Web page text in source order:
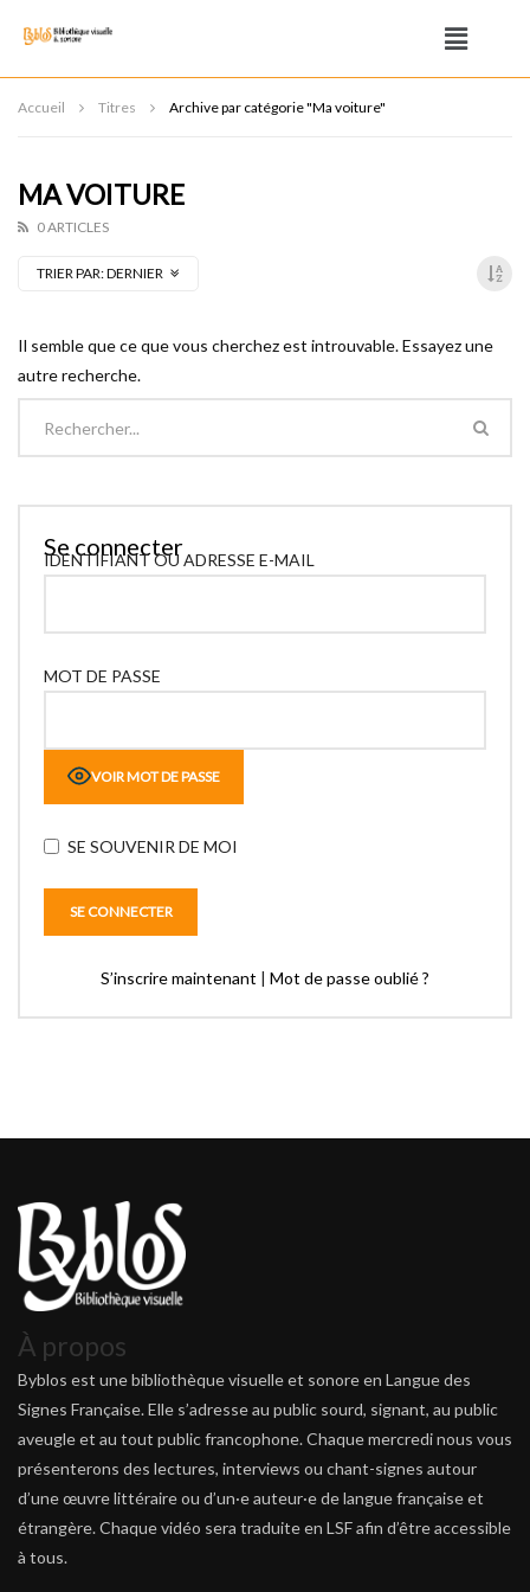
Accueil Titres Archive par catégorie "Ma voiture"
MA VOITURE
0 ARTICLES
TRIER PAR:DERNIER
Il semble que ce que vous cherchez est introuvable. Essayez une
autre recherche.
Se connecter
IDENTIFIANT OU ADRESSE E-MAIL
MOT DE PASSE
VOIR MOT DE PASSE
SE SOUVENIR DE MOI
S’inscrire maintenant | Mot de passe oublié ?
À propos
Byblos est une bibliothèque visuelle et sonore en Langue des
Signes Française. Elle s’adresse au public sourd, signant, au public
aveugle et au tout public francophone. Chaque mercredi nous vous
présenterons des lectures, interviews ou chant-signes autour
d’une œuvre littéraire ou d’un·e auteur·e de langue française et
étrangère. Chaque vidéo sera traduite en LSF afin d’être accessible
à tous.